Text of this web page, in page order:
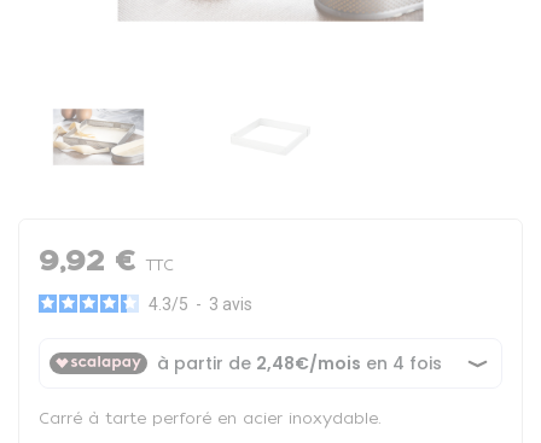
9,92 € TTC
4.3/5 - 3 avis
Carré à tarte perforé en acier inoxydable.